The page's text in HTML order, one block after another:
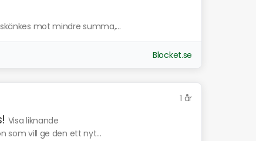
mot mindre summa,...
Blocket.se
1 år
Visa liknande
som vill ge den ett nyt...